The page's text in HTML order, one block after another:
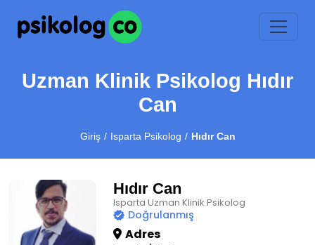
Uzman Klinik Psikolog Hıdır
Can
Giriş Isparta Psikolog Hıdır Can
Hıdır Can
Isparta Uzman Klinik Psikolog
Doğrulanmış
Adres